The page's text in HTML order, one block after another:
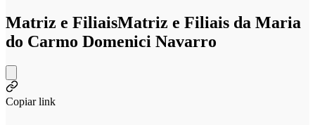
Matriz e FiliaisMatriz e Filiais da Maria
do Carmo Domenici Navarro
Copiar link